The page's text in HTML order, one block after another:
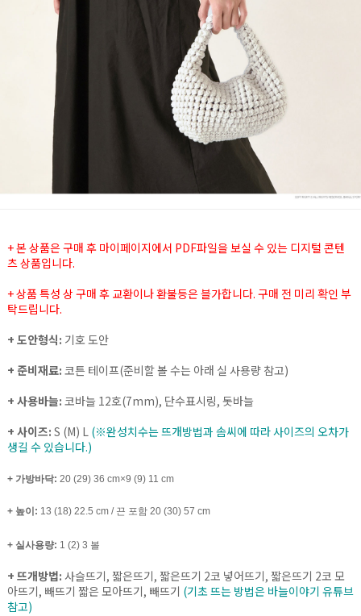
+ 본 상품은 구매 후 마이페이지에서 PDF파일을 보실 수 있는 디지털 콘텐
츠 상품입니다.
+ 상품 특성 상 구매 후 교환이나 환불등은 블가합니다. 구매 전 미리 확인 부
탁드립니다.
+ 도안형식: 기호 도안
+ 준비재료: 코튼 테이프(준비할 볼 수는 아래 실 사용량 참고)
+ 사용바늘: 코바늘 12호(7mm), 단수표시링, 돗바늘
+ 사이즈: S (M) L (※완성치수는 뜨개방법과 솜씨에 따라 사이즈의 오차가
생길 수 있습니다.)
+ 가방바닥: 20 (29) 36 cm×9 (9) 11 cm
+ 높이: 13 (18) 22.5 cm / 끈 포함 20 (30) 57 cm
+ 실사용량: 1 (2) 3 볼
+ 뜨개방법: 사슬뜨기, 짧은뜨기, 짧은뜨기 2코 넣어뜨기, 짧은뜨기 2코 모
아뜨기, 빼뜨기 짧은 모아뜨기, 빼뜨기 (기초 뜨는 방법은 바늘이야기 유튜브
참고)